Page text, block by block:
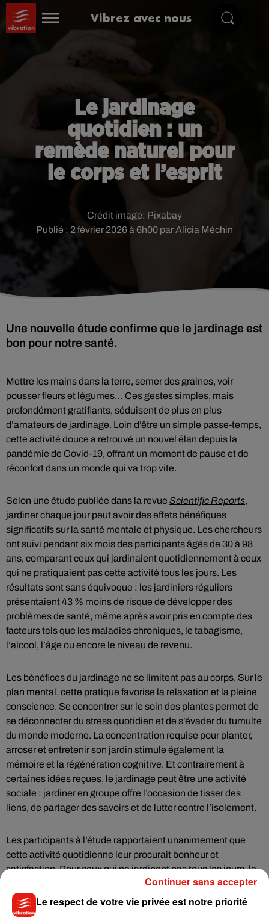
Vibrez avec nous
Le jardinage
quotidien : un
remède naturel pour
le corps et l’esprit
Publié : 2 février 2026 à 6h00 par Alicia Méchin
Crédit image: Pixabay
Une nouvelle étude confirme que le jardinage est
bon pour notre santé.
Mettre les mains dans la terre, semer des graines, voir
pousser fleurs et légumes… Ces gestes simples, mais
profondément gratifiants, séduisent de plus en plus
d’amateurs de jardinage. Loin d’être un simple passe-temps,
cette activité douce a retrouvé un nouvel élan depuis la
pandémie de Covid-19, offrant un moment de pause et de
réconfort dans un monde qui va trop vite.
Selon une étude publiée dans la revue Scientific Reports,
jardiner chaque jour peut avoir des effets bénéfiques
significatifs sur la santé mentale et physique. Les chercheurs
ont suivi pendant six mois des participants âgés de 30 à 98
ans, comparant ceux qui jardinaient quotidiennement à ceux
qui ne pratiquaient pas cette activité tous les jours. Les
résultats sont sans équivoque : les jardiniers réguliers
présentaient 43 % moins de risque de développer des
problèmes de santé, même après avoir pris en compte des
facteurs tels que les maladies chroniques, le tabagisme,
l’alcool, l’âge ou encore le niveau de revenu.
Les bénéfices du jardinage ne se limitent pas au corps. Sur le
plan mental, cette pratique favorise la relaxation et la pleine
conscience. Se concentrer sur le soin des plantes permet de
se déconnecter du stress quotidien et de s’évader du tumulte
du monde moderne. La concentration requise pour planter,
arroser et entretenir son jardin stimule également la
mémoire et la régénération cognitive. Et contrairement à
certaines idées reçues, le jardinage peut être une activité
sociale : jardiner en groupe offre l’occasion de tisser des
liens, de partager des savoirs et de lutter contre l’isolement.
Les participants à l’étude rapportaient unanimement que
cette activité quotidienne leur procurait bonheur et
satisfaction. Pour ceux qui ne jardinent pas tous les jours, le
manque de temps ou l’absence d’intérêt peuvent constituer
des obstacles. Pourtant, les chercheurs insistent : « La
pratique quotidienne du jardinage est associée à une
Le respect de votre vie privée est notre priorité
Continuer sans accepter